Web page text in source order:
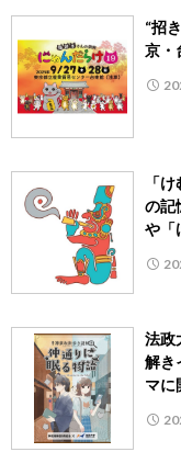
“招
京・
「
の記
や「
法政
解き
マに